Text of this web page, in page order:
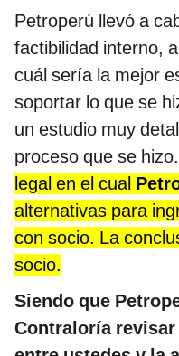
Petroperú llevó a
factibilidad interno,
cuál sería la mejor
soportar lo que se
un estudio muy
proceso que se hizo.
legal en el cual
alternativas para
con socio. La
socio.
Siendo que
Contraloría